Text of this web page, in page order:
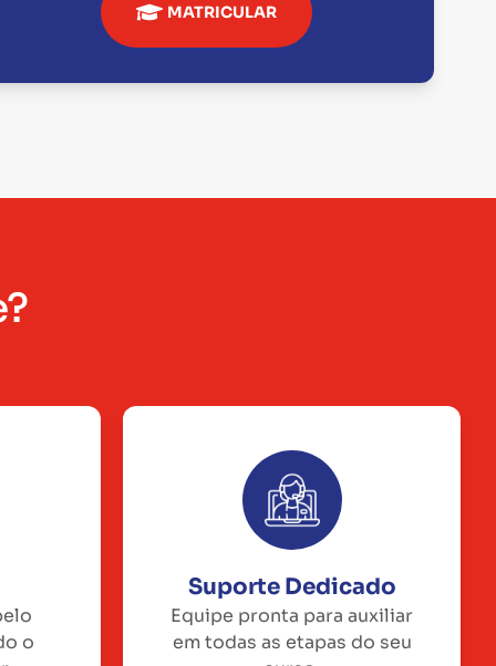
MATRICULAR
o
Suporte Dedicado
Equipe pronta para auxiliar
em todas as etapas do seu